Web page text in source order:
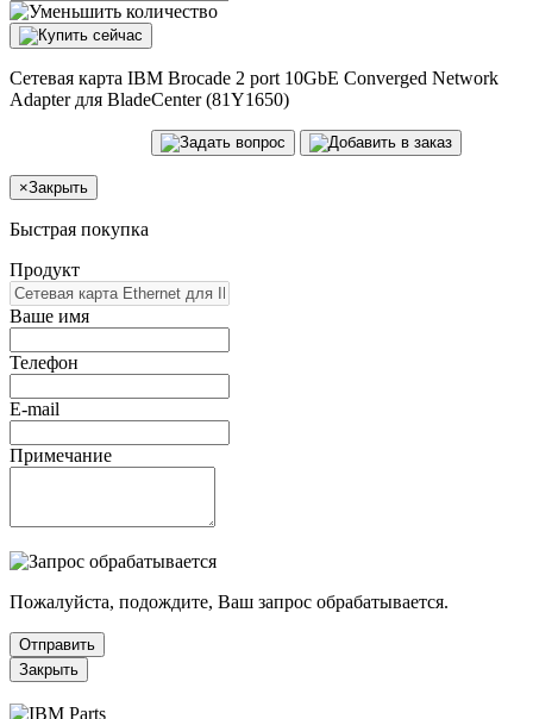
Сетевая карта IBM Brocade 2 port 10GbE Converged Network
Adapter для BladeCenter (81Y1650)
×Закрыть
Быстрая покупка
Продукт
Ваше имя
Телефон
E-mail
Примечание
Пожалуйста, подождите, Ваш запрос обрабатывается.
Отправить
Закрыть